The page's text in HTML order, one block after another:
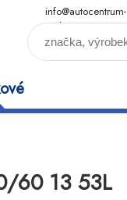
info@autocentrum-
maly.cz
60 13 53L